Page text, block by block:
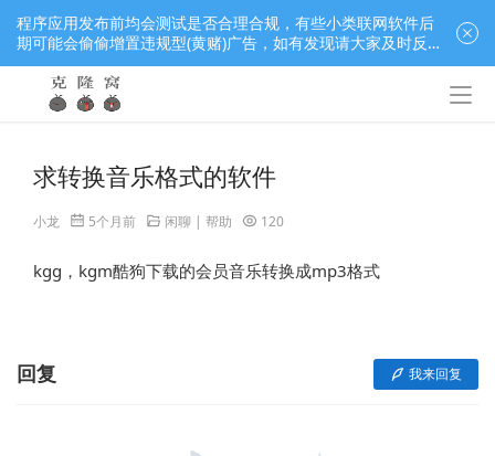
求转换音乐格式的软件
小龙 5个月前 闲聊 | 帮助 120
kgg，kgm酷狗下载的会员音乐转换成mp3格式
回复 我来回复
程序应用发布前均会测试是否合理合规，有些小类联网软件后
期可能会偷偷增置违规型(黄赌)广告，如有发现请大家及时反
馈窝长进行处理，共同监督维护良好的程序应用下载社区！